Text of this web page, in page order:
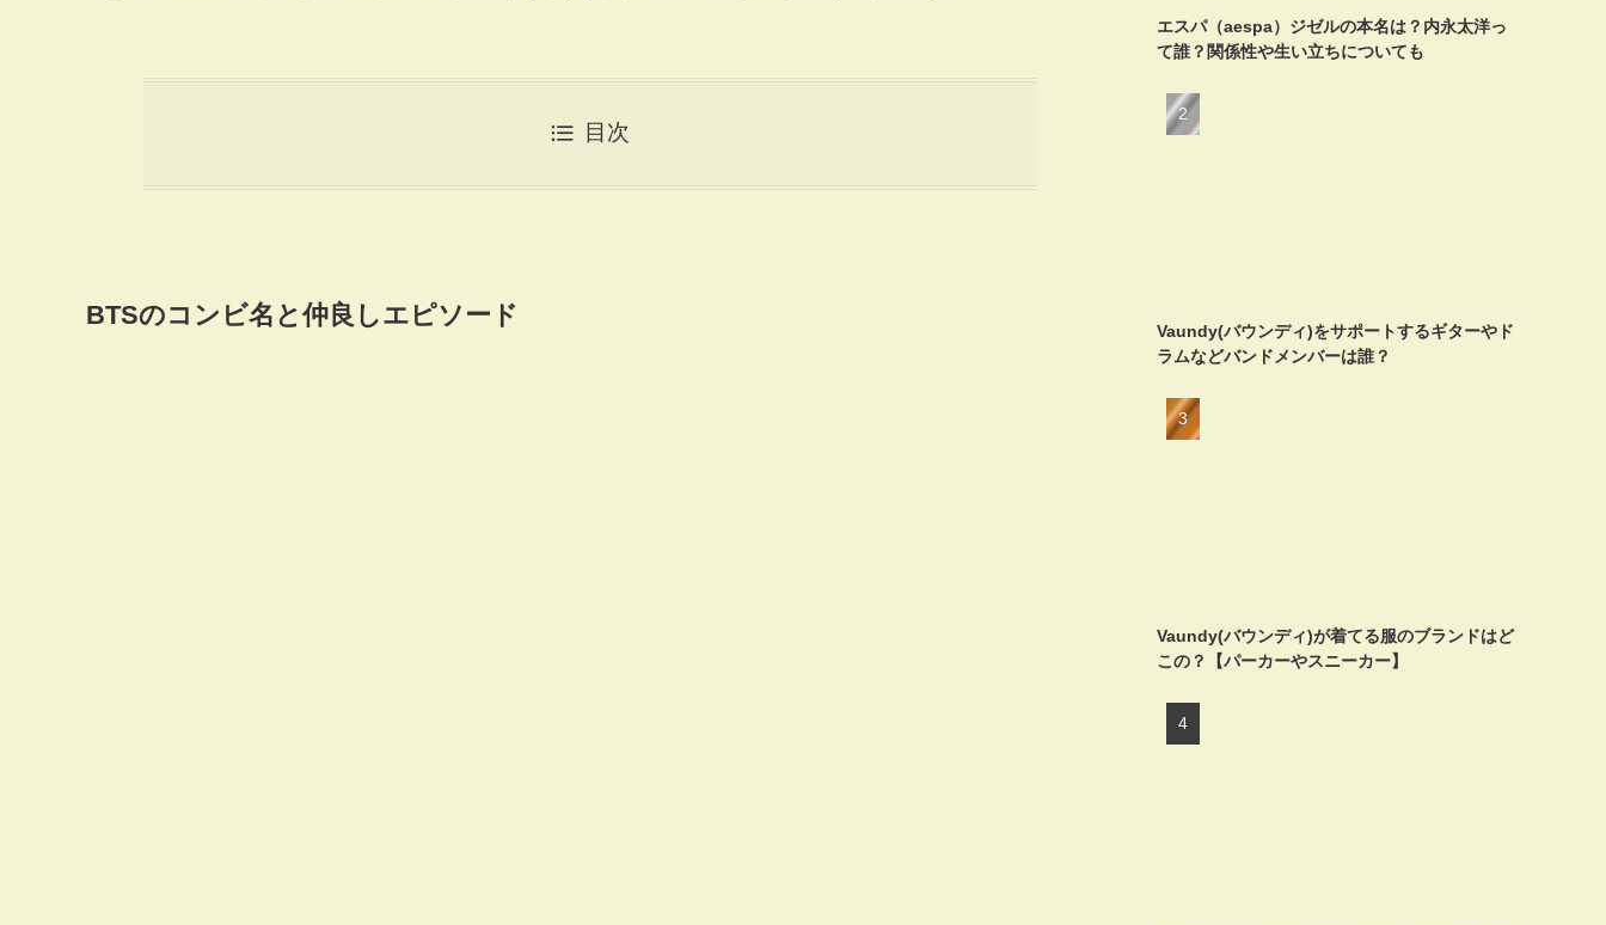
目次
BTSのコンビ名と仲良しエピソード
エスパ（aespa）ジゼルの本名は？内永太洋っ
て誰？関係性や生い立ちについても
Vaundy(バウンディ)をサポートするギターやド
ラムなどバンドメンバーは誰？
Vaundy(バウンディ)が着てる服のブランドはど
この？【パーカーやスニーカー】